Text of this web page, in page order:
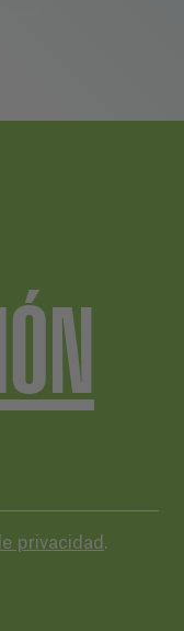
privacidad .